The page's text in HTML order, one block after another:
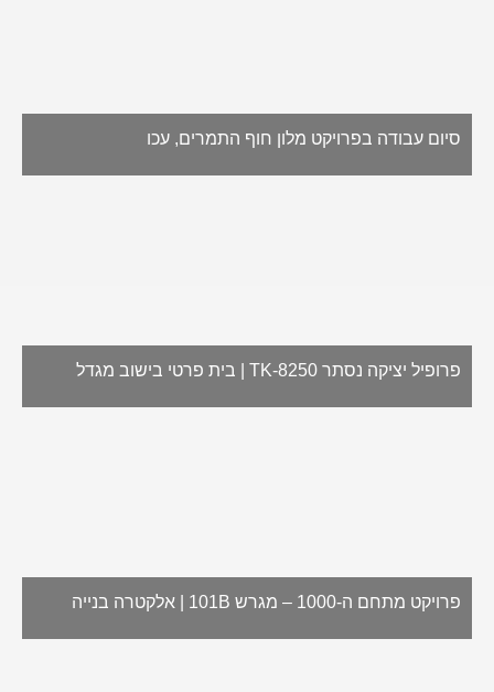
סיום עבודה בפרויקט מלון חוף התמרים, עכו
פרופיל יציקה נסתר TK-8250 | בית פרטי בישוב מגדל
פרויקט מתחם ה-1000 – מגרש 101B | אלקטרה בנייה